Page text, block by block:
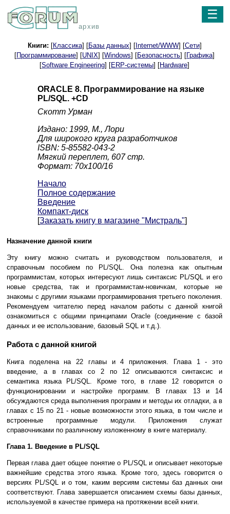
архив
☰
Книги: [Классика] [Базы данных] [Internet/WWW] [Сети]
[Программирование] [UNIX] [Windows] [Безопасность] [Графика]
[Software Engineering] [ERP-системы] [Hardware]
ORACLE 8. Программирование на языке
PL/SQL. +CD
Скотт Урман
Издано: 1999, М., Лори
Для широкого круга разработчиков
ISBN: 5-85582-043-2
Мягкий переплет, 607 стр.
Формат: 70x100/16
Начало
Полное содержание
Введение
Компакт-диск
[Заказать книгу в магазине "Мистраль"]
Назначение данной книги
Эту книгу можно считать и руководством пользователя, и
справочным пособием по PL/SQL. Она полезна как опытным
программистам, которых интересуют лишь синтаксис PL/SQL и его
новые средства, так и программистам-новичкам, которые не
знакомы с другими языками программирования третьего поколения.
Рекомендуем читателю перед началом работы с данной книгой
ознакомиться с общими принципами Oracle (соединение с базой
данных и ее использование, базовый SQL и т.д.).
Работа с данной книгой
Книга поделена на 22 главы и 4 приложения. Глава 1 - это
введение, а в главах со 2 по 12 описываются синтаксис и
семантика языка PL/SQL. Кроме того, в главе 12 говорится о
функционировании и настройке программ. В главах 13 и 14
обсуждаются среда выполнения программ и методы их отладки, а в
главах с 15 по 21 - новые возможности этого языка, в том числе и
встроенные программные модули. Приложения служат
справочниками по различному изложенному в книге материалу.
Глава 1. Введение в PL/SQL
Первая глава дает общее понятие о PL/SQL и описывает некоторые
важнейшие средства этого языка. Кроме того, здесь говорится о
версиях PL/SQL и о том, каким версиям системы баз данных они
соответствуют. Глава завершается описанием схемы базы данных,
используемой в качестве примера на протяжении всей книги.